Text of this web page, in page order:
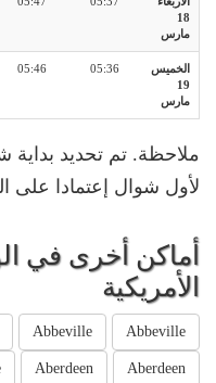
18
مارس
الخميس
19
مارس
05:36
05:46
ملاحظة. تم تحديد
لأول شوال إعتمادا على
أماكن أخرى في
الأمريكية
Abbeville
Abbeville
Aberdeen
Aberdeen